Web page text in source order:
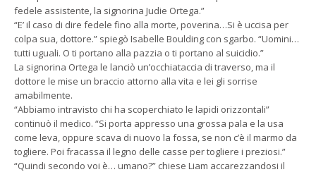
fedele assistente, la signorina Judie Ortega.”
“E’ il caso di dire fedele fino alla morte, poverina…Si è uccisa per
colpa sua, dottore.” spiegò Isabelle Boulding con sgarbo. “Uomini…
tutti uguali. O ti portano alla pazzia o ti portano al suicidio.”
La signorina Ortega le lanciò un’occhiataccia di traverso, ma il
dottore le mise un braccio attorno alla vita e lei gli sorrise
amabilmente.
“Abbiamo intravisto chi ha scoperchiato le lapidi orizzontali”
continuò il medico. “Si porta appresso una grossa pala e la usa
come leva, oppure scava di nuovo la fossa, se non c’è il marmo da
togliere. Poi fracassa il legno delle casse per togliere i preziosi.”
“Quindi secondo voi è… umano?” chiese Liam accarezzandosi il